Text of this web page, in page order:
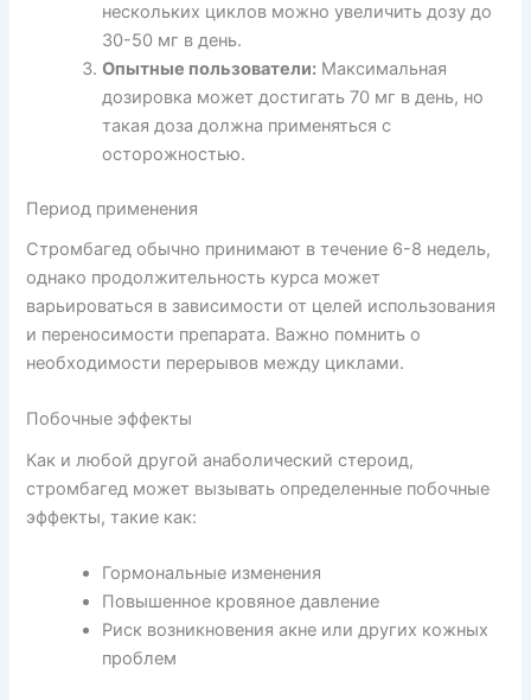
нескольких циклов можно увеличить дозу до
30-50 мг в день.
Опытные пользователи: Максимальная
дозировка может достигать 70 мг в день, но
такая доза должна применяться с
осторожностью.
Период применения
Стромбагед обычно принимают в течение 6-8 недель,
однако продолжительность курса может
варьироваться в зависимости от целей использования
и переносимости препарата. Важно помнить о
необходимости перерывов между циклами.
Побочные эффекты
Как и любой другой анаболический стероид,
стромбагед может вызывать определенные побочные
эффекты, такие как:
Гормональные изменения
Повышенное кровяное давление
Риск возникновения акне или других кожных
проблем